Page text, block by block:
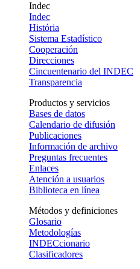
Indec
Indec
História
Sistema Estadístico
Cooperación
Direcciones
Cincuentenario del INDEC
Transparencia
Productos y servicios
Bases de datos
Calendario de difusión
Publicaciones
Información de archivo
Preguntas frecuentes
Enlaces
Atención a usuarios
Biblioteca en línea
Métodos y definiciones
Glosario
Metodologías
INDECcionario
Clasificadores